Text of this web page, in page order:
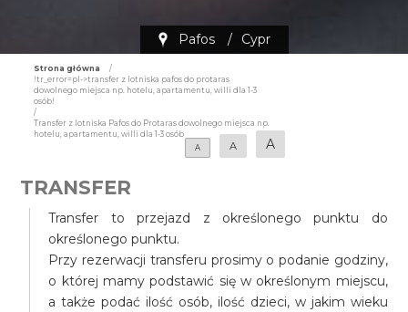
Pafos / Cypr
Strona główna
/
!tr_error=pl->transfer z lotniska pafos do protaras
dowolnego miejsca np. hotelu, apartamentu, willi dla 1-3
osób!
/
Transfer z lotniska Pafos do Protaras dowolnego miejsca np.
hotelu, apartamentu, willi dla 1-3 osób
A
A A
TRANSFER
Transfer to przejazd z określonego punktu do
określonego punktu.
Przy rezerwacji transferu prosimy o podanie godziny,
o której mamy podstawić się w określonym miejscu,
a także podać ilość osób, ilość dzieci, w jakim wieku